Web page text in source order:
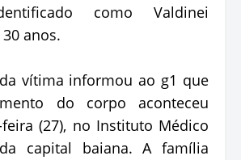
como Valdinei
anos.
vítima informou ao g1 que
do corpo aconteceu
(27), no Instituto Médico
capital baiana. A família